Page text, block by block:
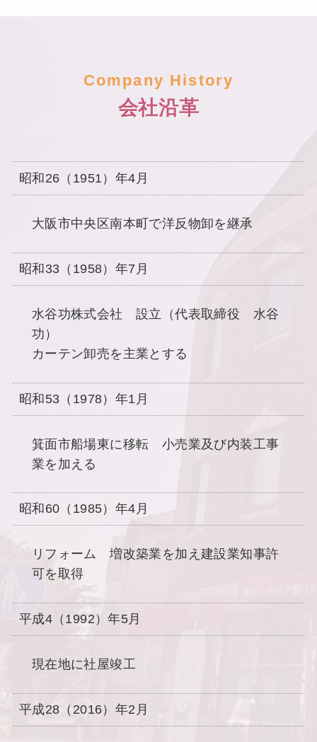
Company History
会社沿革
昭和26（1951）年4月
大阪市中央区南本町で洋反物卸を継承
昭和33（1958）年7月
水谷功株式会社 設立（代表取締役 水谷
功）
カーテン卸売を主業とする
昭和53（1978）年1月
箕面市船場東に移転 小売業及び内装工事
業を加える
昭和60（1985）年4月
リフォーム 増改築業を加え建設業知事許
可を取得
平成4（1992）年5月
現在地に社屋竣工
平成28（2016）年2月